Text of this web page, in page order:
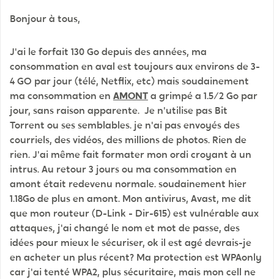
Bonjour à tous,
J'ai le forfait 130 Go depuis des années, ma
consommation en aval est toujours aux environs de 3-
4 GO par jour (télé, Netflix, etc) mais soudainement
ma consommation en AMONTa grimpé a 1.5/2 Go par
jour, sans raison apparente. Je n'utilise pas Bit
Torrent ou ses semblables. je n'ai pas envoyés des
courriels, des vidéos, des millions de photos. Rien de
rien. J'ai même fait formater mon ordi croyant à un
intrus. Au retour 3 jours ou ma consommation en
amont était redevenu normale. soudainement hier
1.18Go de plus en amont. Mon antivirus, Avast, me dit
que mon routeur (D-Link - Dir-615) est vulnérable aux
attaques, j'ai changé le nom et mot de passe, des
idées pour mieux le sécuriser, ok il est agé devrais-je
en acheter un plus récent? Ma protection est WPAonly
car j'ai tenté WPA2, plus sécuritaire, mais mon cell ne